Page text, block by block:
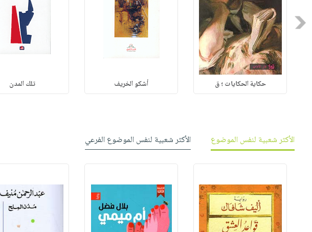
Previous
حكاية الحكايات ؛ ق أشكو الخريف تلك المدن
الأكثر شعبية لنفس الموضوع الأكثر شعبية لنفس الموضوع الفرعي